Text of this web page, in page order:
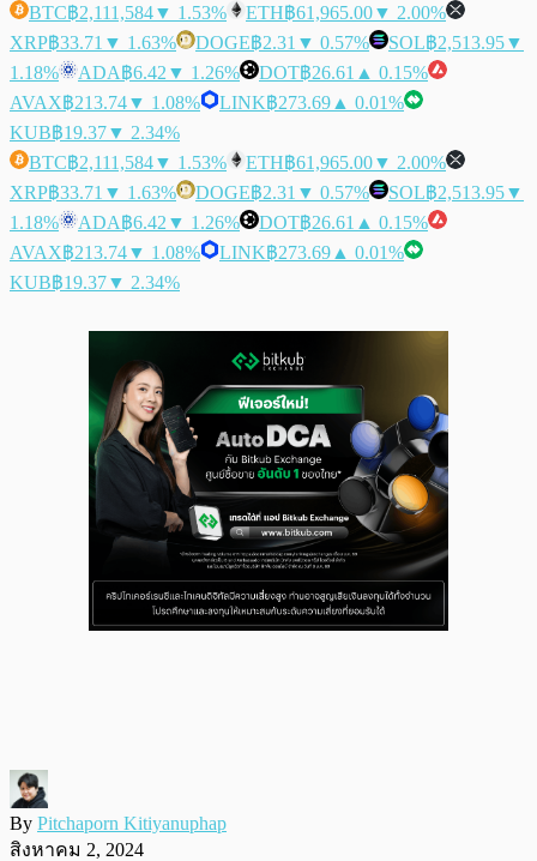
BTC฿2,111,584▼ 1.53% ETH฿61,965.00▼ 2.00%
XRP฿33.71 ▼ 1.63% DOGE฿2.31 ▼ 0.57% SOL฿2,513.95▼
1.18%
ADA฿6.42 ▼ 1.26% DOT฿26.61 ▲ 0.15%
AVAX฿213.74▼ 1.08% LINK฿273.69 ▲ 0.01%
KUB฿19.37▼ 2.34%
BTC฿2,111,584▼ 1.53% ETH฿61,965.00▼ 2.00%
XRP฿33.71 ▼ 1.63% DOGE฿2.31 ▼ 0.57% SOL฿2,513.95▼
1.18%
ADA฿6.42 ▼ 1.26% DOT฿26.61 ▲ 0.15%
AVAX฿213.74▼ 1.08% LINK฿273.69 ▲ 0.01%
KUB฿19.37▼ 2.34%
By Pitchaporn Kitiyanuphap
สิงหาคม 2, 2024